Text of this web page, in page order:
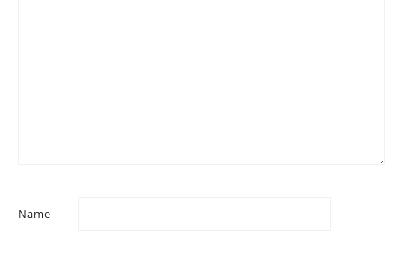
Name